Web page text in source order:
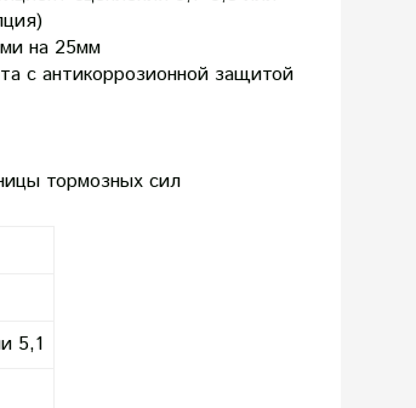
на 25мм
с антикоррозионной защитой
тормозных сил
5,1